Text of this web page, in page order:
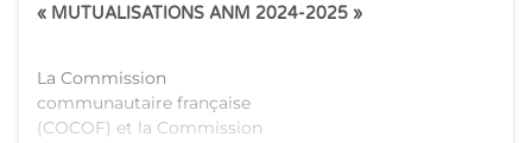
de la Commission
« MUTUALISATIONS ANM 2024-2025 »
La Commission
communautaire française
(COCOF) et la Commission